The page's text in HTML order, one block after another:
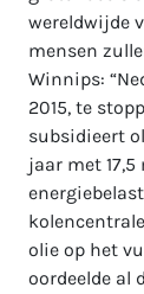
wereldwijde
mensen
Winnips:
2015, te
subsidieert
jaar met
olie op het
oordeelde al